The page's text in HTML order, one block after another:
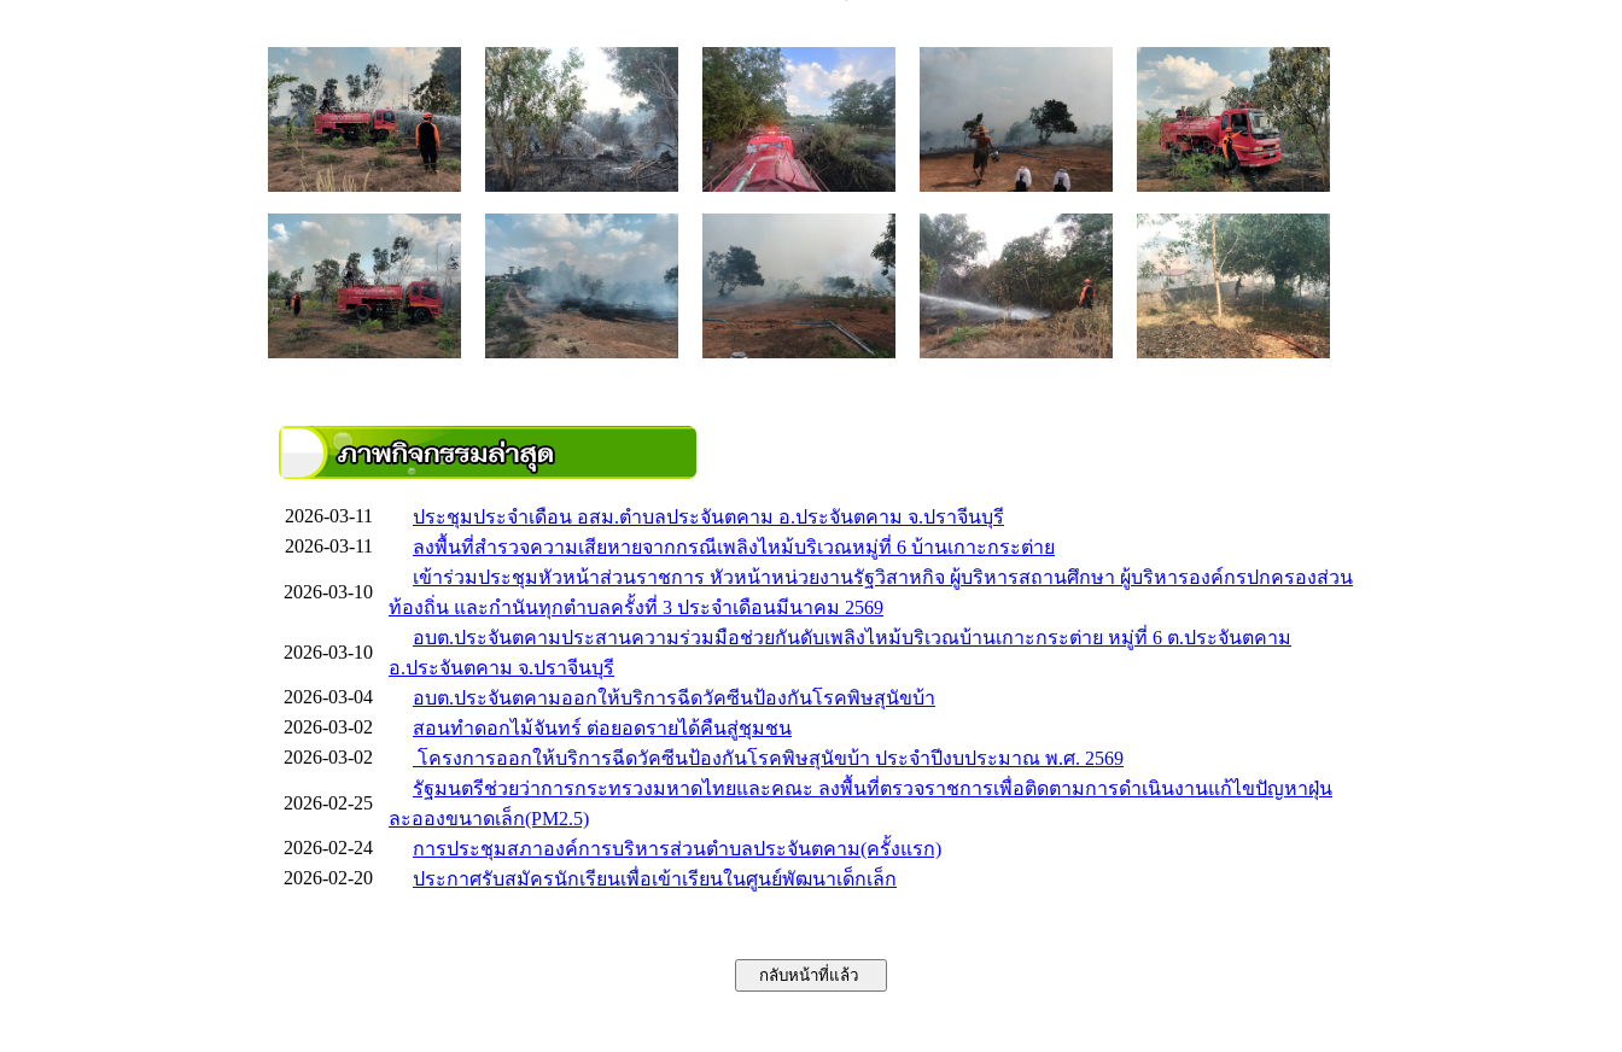
2026-03-11
ประชุมประจำเดือน อสม.ตำบลประจันตคาม อ.ประจันตคาม จ.ปราจีนบุรี
2026-03-11
ลงพื้นที่สำรวจความเสียหายจากกรณีเพลิงไหม้บริเวณหมู่ที่ 6 บ้านเกาะกระต่าย
2026-03-10
เข้าร่วมประชุมหัวหน้าส่วนราชการ หัวหน้าหน่วยงานรัฐวิสาหกิจ ผู้บริหารสถานศึกษา ผู้บริหารองค์กรปกครองส่วน
ท้องถิ่น และกำนันทุกตำบลครั้งที่ 3 ประจำเดือนมีนาคม 2569
2026-03-10
อบต.ประจันตคามประสานความร่วมมือช่วยกันดับเพลิงไหม้บริเวณบ้านเกาะกระต่าย หมู่ที่ 6 ต.ประจันตคาม
อ.ประจันตคาม จ.ปราจีนบุรี
2026-03-04
อบต.ประจันตคามออกให้บริการฉีดวัคซีนป้องกันโรคพิษสุนัขบ้า
2026-03-02
สอนทำดอกไม้จันทร์ ต่อยอดรายได้คืนสู่ชุมชน
2026-03-02
โครงการออกให้บริการฉีดวัคซีนป้องกันโรคพิษสุนัขบ้า ประจำปีงบประมาณ พ.ศ. 2569
2026-02-25
รัฐมนตรีช่วยว่าการกระทรวงมหาดไทยและคณะ ลงพื้นที่ตรวจราชการเพื่อติดตามการดำเนินงานแก้ไขปัญหาฝุ่น
ละอองขนาดเล็ก(PM2.5)
2026-02-24
การประชุมสภาองค์การบริหารส่วนตำบลประจันตคาม(ครั้งแรก)
2026-02-20
ประกาศรับสมัครนักเรียนเพื่อเข้าเรียนในศูนย์พัฒนาเด็กเล็ก